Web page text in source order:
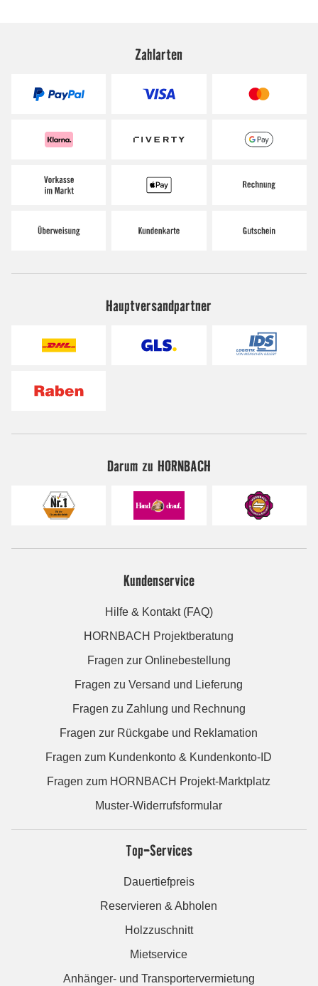
Zahlarten
Hauptversandpartner
Darum zu HORNBACH
Kundenservice
Hilfe & Kontakt (FAQ)
HORNBACH Projektberatung
Fragen zur Onlinebestellung
Fragen zu Versand und Lieferung
Fragen zu Zahlung und Rechnung
Fragen zur Rückgabe und Reklamation
Fragen zum Kundenkonto & Kundenkonto-ID
Fragen zum HORNBACH Projekt-Marktplatz
Muster-Widerrufsformular
Top-Services
Dauertiefpreis
Reservieren & Abholen
Holzzuschnitt
Mietservice
Anhänger- und Transportervermietung